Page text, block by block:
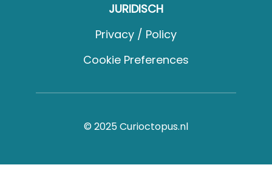
JURIDISCH
Privacy / Policy
Cookie Preferences
© 2025 Curioctopus.nl